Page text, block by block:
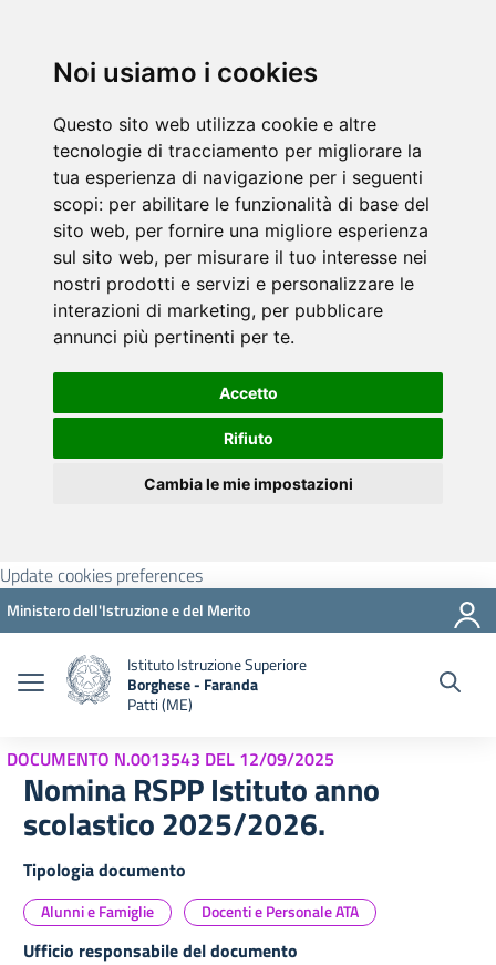
Noi usiamo i cookies
Questo sito web utilizza cookie e altre
tecnologie di tracciamento per migliorare la
tua esperienza di navigazione per i seguenti
scopi: per abilitare le funzionalità di base del
sito web, per fornire una migliore esperienza
sul sito web, per misurare il tuo interesse nei
nostri prodotti e servizi e personalizzare le
interazioni di marketing, per pubblicare
annunci più pertinenti per te.
Accetto
Rifiuto
Cambia le mie impostazioni
Update cookies preferences
Ministero dell'Istruzione e del Merito
Istituto Istruzione Superiore
Borghese - Faranda
Patti (ME)
DOCUMENTO N.0013543 DEL 12/09/2025
Nomina RSPP Istituto anno
scolastico 2025/2026.
Tipologia documento
Alunni e Famiglie Docenti e Personale ATA
Ufficio responsabile del documento